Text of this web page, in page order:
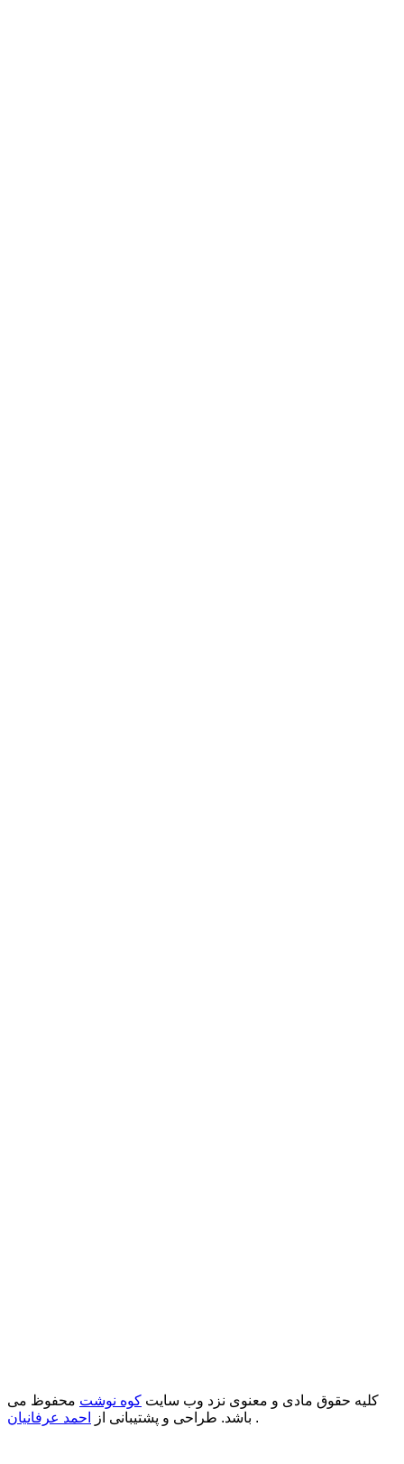
کلیه حقوق مادی و معنوی نزد وب سایت کوه نوشت محفوظ می
باشد. طراحی و پشتیبانی از
احمد عرفانیان .